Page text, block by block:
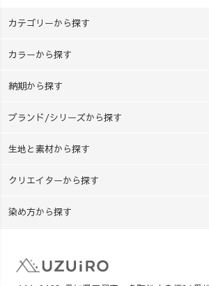
カテゴリーから探す
カラーから探す
納期から探す
ブランド/シリーズから探す
生地と素材から探す
クリエイターから探す
染め方から探す